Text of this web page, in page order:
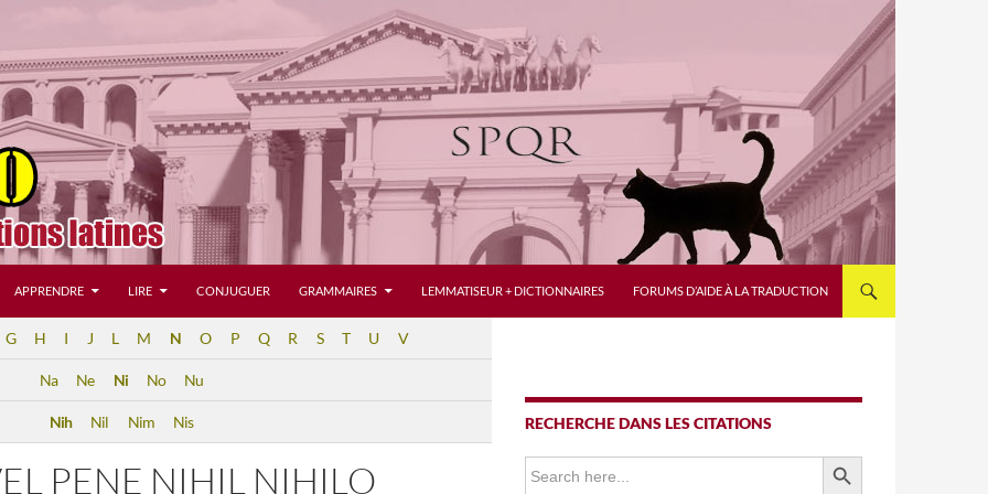
APPRENDRE LIRE CONJUGUER GRAMMAIRES LEMMATISEUR + DICTIONNAIRES FORUMS D’AIDE À LA TRADUCTION
G H I J L M N O P Q R S T U V
Na Ne Ni No Nu
Nih Nil Nim Nis
PENE NIHIL NIHILO
RECHERCHE DANS LES CITATIONS
Search
for:
SEARCH BUTTON